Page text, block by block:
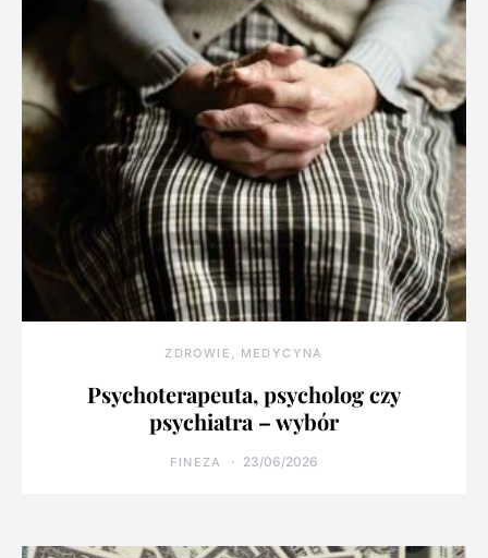
ZDROWIE, MEDYCYNA
Psychoterapeuta, psycholog czy
psychiatra – wybór
FINEZA 23/06/2026